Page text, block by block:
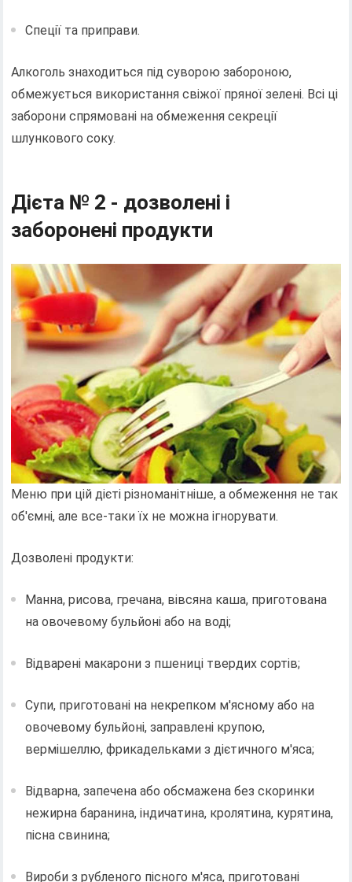
Спеції та приправи.
Алкоголь знаходиться під суворою забороною,
обмежується використання свіжої пряної зелені. Всі ці
заборони спрямовані на обмеження секреції
шлункового соку.
Дієта № 2 - дозволені і
заборонені продукти
Меню при цій дієті різноманітніше, а обмеження не так
об'ємні, але все-таки їх не можна ігнорувати.
Дозволені продукти:
Манна, рисова, гречана, вівсяна каша, приготована
на овочевому бульйоні або на воді;
Відварені макарони з пшениці твердих сортів;
Супи, приготовані на некрепком м'ясному або на
овочевому бульйоні, заправлені крупою,
вермішеллю, фрикадельками з дієтичного м'яса;
Відварна, запечена або обсмажена без скоринки
нежирна баранина, індичатина, кролятина, курятина,
пісна свинина;
Вироби з рубленого пісного м'яса, приготовані